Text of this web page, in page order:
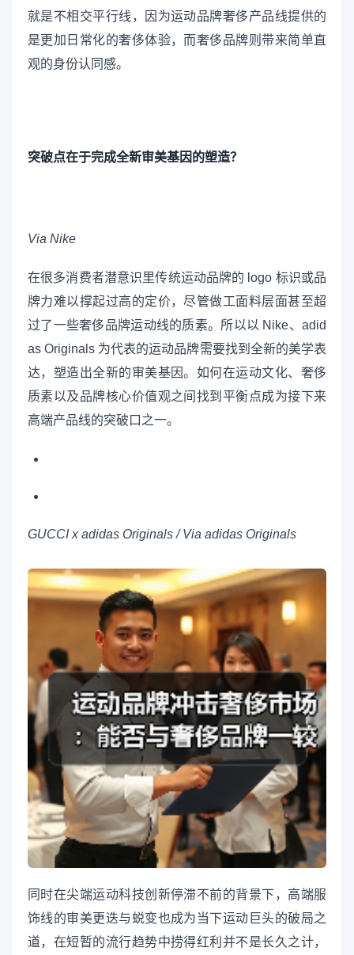
就是不相交平行线，因为运动品牌奢侈产品线提供的
是更加日常化的奢侈体验，而奢侈品牌则带来简单直
观的身份认同感。
突破点在于完成全新审美基因的塑造？
Via Nike
在很多消费者潜意识里传统运动品牌的 logo 标识或品
牌力难以撑起过高的定价，尽管做工面料层面甚至超
过了一些奢侈品牌运动线的质素。所以以 Nike、adid
as Originals 为代表的运动品牌需要找到全新的美学表
达，塑造出全新的审美基因。如何在运动文化、奢侈
质素以及品牌核心价值观之间找到平衡点成为接下来
高端产品线的突破口之一。
GUCCI x adidas Originals / Via adidas Originals
同时在尖端运动科技创新停滞不前的背景下，高端服
饰线的审美更迭与蜕变也成为当下运动巨头的破局之
道，在短暂的流行趋势中捞得红利并不是长久之计，